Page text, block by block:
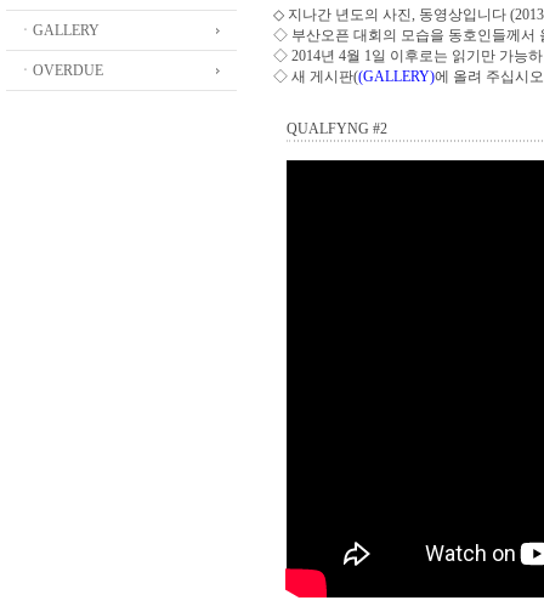
ㆍGALLERY
ㆍOVERDUE
◇ 지나간 년도의 사진, 동영상입니다
◇ 부산오픈 대회의 모습을 동호인들께서
◇ 2014년 4월 1일 이후로는 읽기만 가능
◇ 새 게시판((GALLERY)에 올려 주십시오
QUALFYNG #2